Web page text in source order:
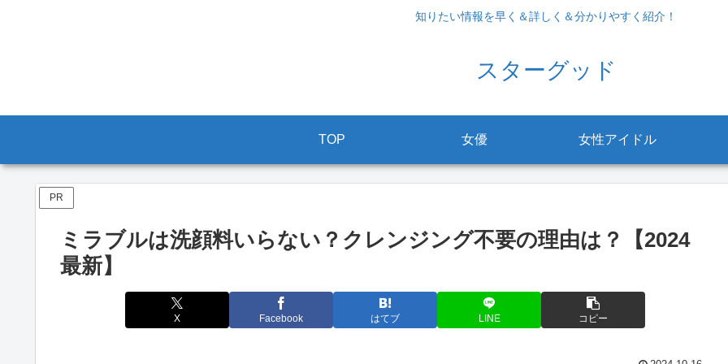
知りたい情報を早く＆詳しく＆分かりやすく紹介！
スターグッド
TOP 女優 女性アイドル
PR
ミラブルは洗顔料いらない？クレンジング不要の理由は？【2024
最新】
X Facebook はてブ LINE コピー